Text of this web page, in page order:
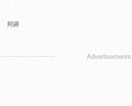
阿諦
Advertisements